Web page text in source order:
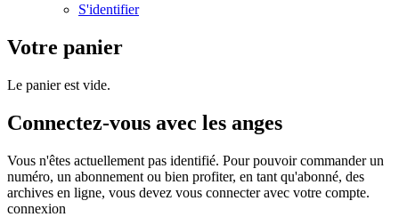
S'identifier
Votre panier
Le panier est vide.
Connectez-vous avec les anges
Vous n'êtes actuellement pas identifié. Pour pouvoir commander un
numéro, un abonnement ou bien profiter, en tant qu'abonné, des
archives en ligne, vous devez vous connecter avec votre compte.
connexion